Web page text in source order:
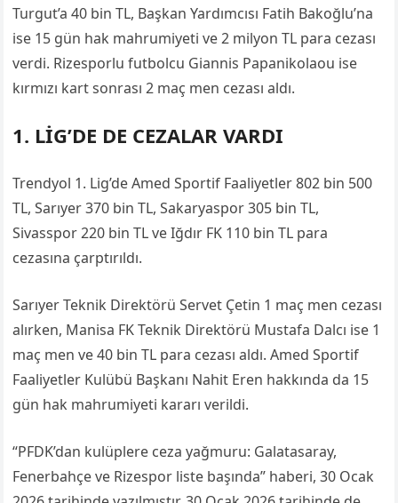
Turgut’a 40 bin TL, Başkan Yardımcısı Fatih Bakoğlu’na
ise 15 gün hak mahrumiyeti ve 2 milyon TL para cezası
verdi. Rizesporlu futbolcu Giannis Papanikolaou ise
kırmızı kart sonrası 2 maç men cezası aldı.
1. LİG’DE DE CEZALAR VARDI
Trendyol 1. Lig’de Amed Sportif Faaliyetler 802 bin 500
TL, Sarıyer 370 bin TL, Sakaryaspor 305 bin TL,
Sivasspor 220 bin TL ve Iğdır FK 110 bin TL para
cezasına çarptırıldı.
Sarıyer Teknik Direktörü Servet Çetin 1 maç men cezası
alırken, Manisa FK Teknik Direktörü Mustafa Dalcı ise 1
maç men ve 40 bin TL para cezası aldı. Amed Sportif
Faaliyetler Kulübü Başkanı Nahit Eren hakkında da 15
gün hak mahrumiyeti kararı verildi.
“PFDK’dan kulüplere ceza yağmuru: Galatasaray,
Fenerbahçe ve Rizespor liste başında” haberi, 30 Ocak